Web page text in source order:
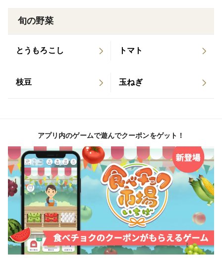
旬の野菜
とうもろこし トマト
枝豆 玉ねぎ
アプリ内のゲームで遊んでクーポンをゲット！